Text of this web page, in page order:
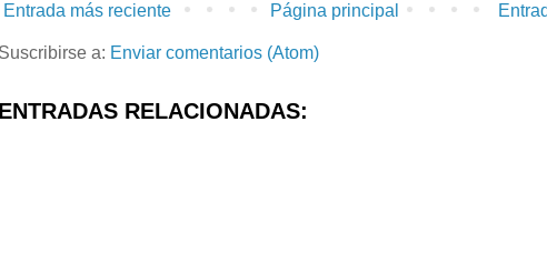
Entrada más reciente Página principal
Suscribirse a: Enviar comentarios (Atom)
ENTRADAS RELACIONADAS: